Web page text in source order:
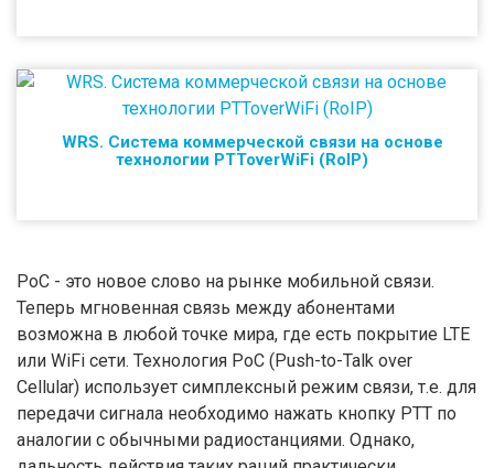
WRS. Система коммерческой связи на основе
технологии PTToverWiFi (RoIP)
PoC - это новое слово на рынке мобильной связи.
Теперь мгновенная связь между абонентами
возможна в любой точке мира, где есть покрытие LTE
или WiFi сети. Технология PoC (Push-to-Talk over
Cellular) использует симплексный режим связи, т.е. для
передачи сигнала необходимо нажать кнопку PTT по
аналогии с обычными радиостанциями. Однако,